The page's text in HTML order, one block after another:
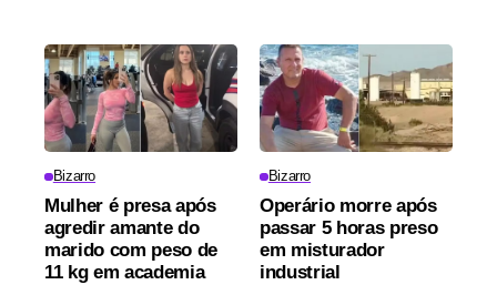
Bizarro
Mulher é presa após
agredir amante do
marido com peso de
11 kg em academia
Bizarro
Operário morre após
passar 5 horas preso
em misturador
industrial